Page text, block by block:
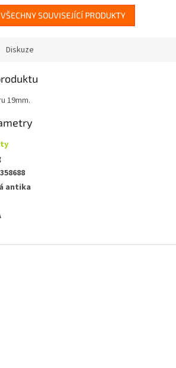
SOUVISEJÍCÍ PRODUKTY
Diskuze
19mm.
antika